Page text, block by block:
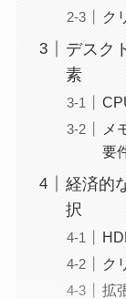
ク
デスク
素
メ
要
経済的
択
ク
拡